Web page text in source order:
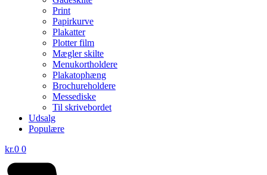
Print
Papirkurve
Plakatter
Plotter film
Mægler skilte
Menukortholdere
Plakatophæng
Brochureholdere
Messediske
Til skrivebordet
Udsalg
Populære
kr.0 0